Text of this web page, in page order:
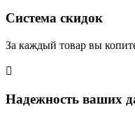
Система скидок
За каждый товар вы

Надежность ваших